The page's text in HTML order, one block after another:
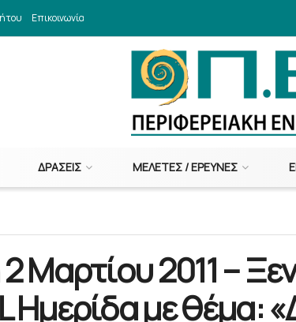
Επικοινωνία
ΔΡΆΣΕΙΣ ΜΕΛΈΤΕΣ / ΈΡΕΥΝΕΣ
Μαρτίου 2011 –
Ημερίδα με θέμα: